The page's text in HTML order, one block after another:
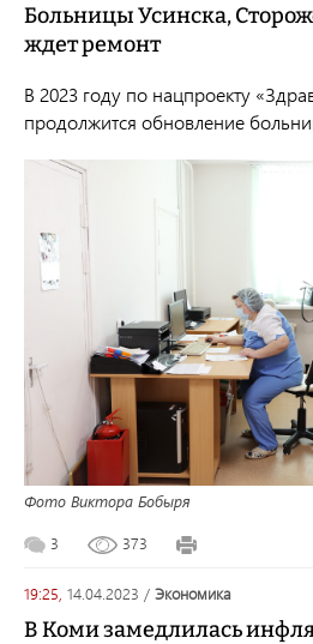
Больницы Усинска,
ждет ремонт
В 2023 году по нацпроекту
продолжится обновление
Фото Виктора Бобыря
3 373
19:25, 14.04.2023 / экономика
В Коми замедлилась